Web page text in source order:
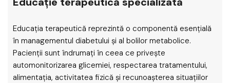
Educația terapeutică reprezintă o componentă esențială
în managementul diabetului și al bolilor metabolice.
Pacienții sunt îndrumați în ceea ce privește
automonitorizarea glicemiei, respectarea tratamentului,
alimentația, activitatea fizică și recunoașterea situațiilor